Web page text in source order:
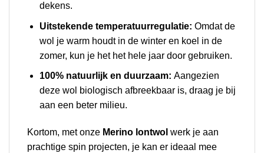
dekens.
Uitstekende temperatuurregulatie: Omdat de
wol je warm houdt in de winter en koel in de
zomer, kun je het het hele jaar door gebruiken.
100% natuurlijk en duurzaam: Aangezien
deze wol biologisch afbreekbaar is, draag je bij
aan een beter milieu.
Kortom, met onze Merino lontwol werk je aan
prachtige spin projecten, je kan er ideaal mee